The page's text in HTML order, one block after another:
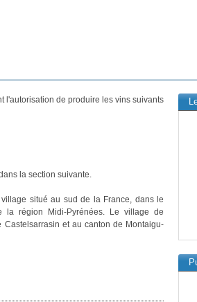
l'autorisation de produire les vins suivants
la section suivante.
situé au sud de la France, dans le
la région Midi-Pyrénées. Le village de
et au canton de Montaigu-